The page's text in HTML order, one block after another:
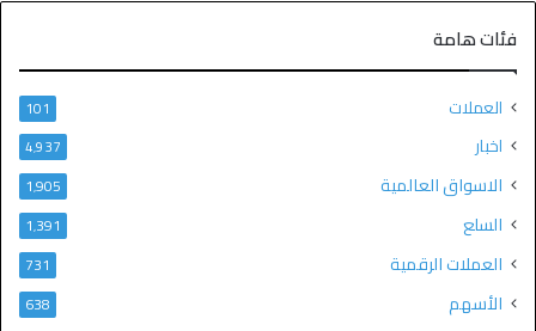
فئات هامة
العملات 101
اخبار 4٬937
الاسواق العالمية 1٬905
السلع 1٬391
العملات الرقمية 731
الأسهم 638